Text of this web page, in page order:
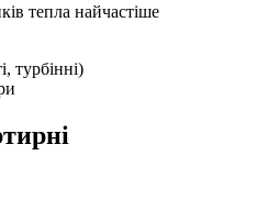
тепла найчастіше
турбінні)